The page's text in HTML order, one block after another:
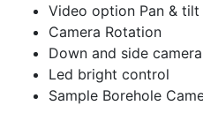
Video option Pan & tilt
Camera Rotation
Down and side
Led bright control
Sample Borehole